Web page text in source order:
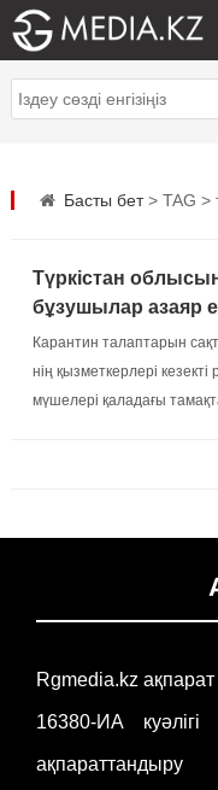
Басты бет> TAG >
Түркістан
бұзушылар азаяр
Карантин талаптарын
нің қызметкерлері
мүшелері қаладағы
Rgmedia.kz
16380-ИА